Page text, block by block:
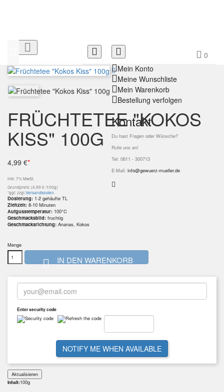
Mein Konto
Meine Wunschliste
Mein Warenkorb
Bestellung verfolgen
Kontakt
Du hast Fragen oder Wünsche?
Rufe uns an!
Tel: 0611 - 300713
E-Mail: info@gewuerz-mueller.de
0

FRÜCHTETEE "KOKOS
KISS" 100G
4,99 €*
inkl. 7% MwSt.
Grundpreis: (4,99 € /100g)
*ggf. zzgl.Versandkosten.
Dosierung: 1-2 gehäufte TL
Ziehzeit: 8-10 Minuten
Aufgusstemperatur: 100°C
Geschmacksbild: fruchtig
Geschmacksrichtung: Ananas, Kokos
Menge
 IN DEN WARENKORB
Enter security code
NOTIFY ME WHEN AVAILABLE
Inhalt:100g